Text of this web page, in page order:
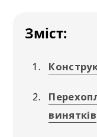
Зміст:
винятків